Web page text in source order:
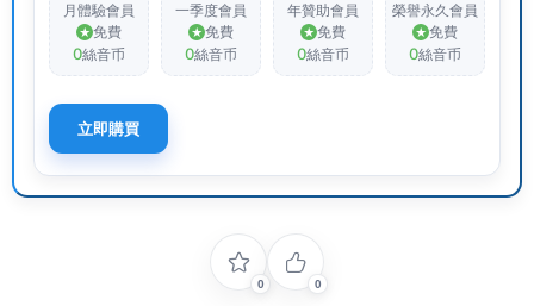
月體驗會員
免費
0絲音币
一季度會員
免費
0絲音币
年贊助會員
免費
0絲音币
榮譽永久會員
免費
0絲音币
立即購買
0 0